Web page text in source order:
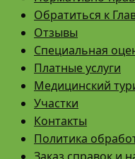
Обратиться к
Отзывы
Специальная
Платные услуги
Медицинский
Участки
Контакты
Политика